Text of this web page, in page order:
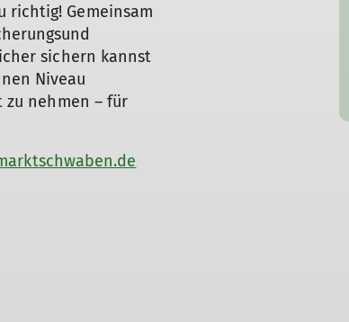
richtig! Gemeinsam
sichern kannst
Niveau
nehmen – für